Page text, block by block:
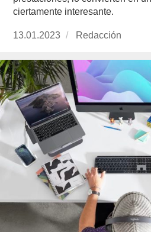
ciertamente interesante.
Publicado
13.01.2023 https://
Redacción